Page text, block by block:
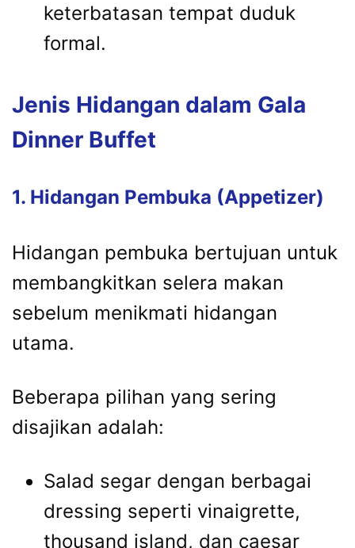
keterbatasan tempat duduk
formal.
Jenis Hidangan dalam Gala
Dinner Buffet
1. Hidangan Pembuka (Appetizer)
Hidangan pembuka bertujuan untuk
membangkitkan selera makan
sebelum menikmati hidangan
utama.
Beberapa pilihan yang sering
disajikan adalah:
Salad segar dengan berbagai
dressing seperti vinaigrette,
thousand island, dan caesar